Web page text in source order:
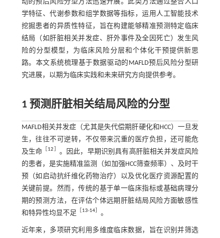
动的预后风险分型方法迅速开展。此类方法通过整合人口
学特征、代谢参数和组学数据等指标，运用人工智能技术
挖掘患者的异质性特征，旨在构建能够精准预测特定临床
结局（如肝脏相关并发症、肝外事件及全因死亡）发生风
险的分型模型，为临床风险分层和个体化干预提供新思
路。本文系统梳理基于数据驱动的MAFLD预后风险分型研
究进展，以期为临床实践和未来研究方向提供参考。
1 预测肝脏相关结局风险的分型
MAFLD相关并发症（尤其是失代偿期肝硬化和HCC）一旦发
生，往往不可逆转，不仅带来沉重的医疗负担，还可能危
及生命 ［12］ 。因此，早期识别具有高肝脏相关并发症风险
的患者，是实施精准监测（如加强HCC筛查频率）、及时干
预（如启动抗纤维化药物治疗）以及优化医疗资源配置的
关键前提。然而，传统的基于单一临床指标或基础病理分
期的预测方法，在评估个体远期肝脏结局风险方面敏感性
和特异性均显不足 ［13-14］ 。
近年来，多项研究利用多维度临床数据，旨在识别并筛选